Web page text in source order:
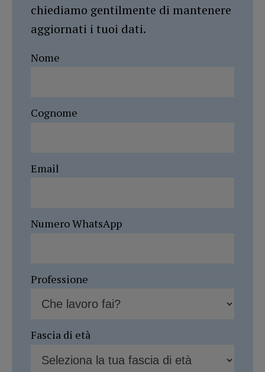
chiediamo gentilmente di mantenere
aggiornati i tuoi dati.
Nome
Cognome
Email
Numero WhatsApp
Professione
Fascia di età